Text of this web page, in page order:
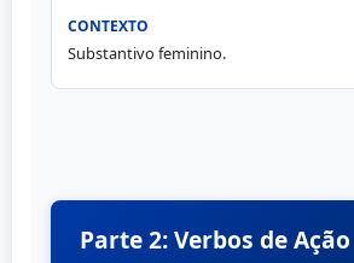
Substantivo feminino.
Parte 2: Verbos de